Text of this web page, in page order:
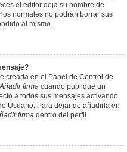
el editor deja su nombre de
normales no podrán borrar sus
al mismo.
crearla en el Panel de Control de
Añadir firma cuando publique un
a todos sus mensajes activando
Usuario. Para dejar de añadirla en
firma dentro del perfil.